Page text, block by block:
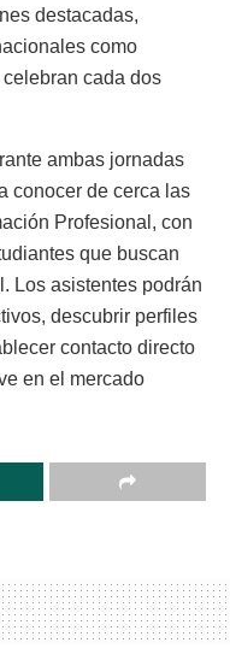
destacadas,
como
celebran cada dos
ambas jornadas
conocer de cerca las
Profesional, con
que buscan
Los asistentes podrán
descubrir perfiles
contacto directo
en el mercado